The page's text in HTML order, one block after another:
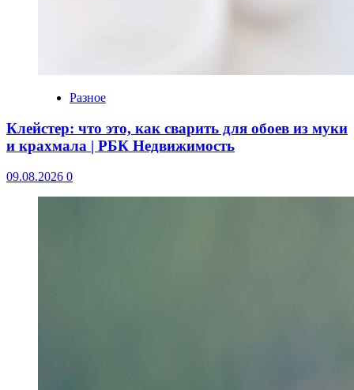
Разное
Клейстер: что это, как сварить для обоев из муки
и крахмала | РБК Недвижимость
09.08.2026 0